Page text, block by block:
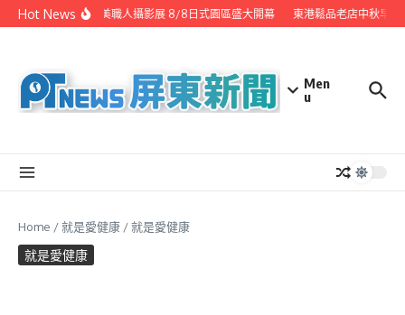
Skip to content
Hot News潮州之美職人攝影展 8/8日式園區盛大開幕 東港鬆品老店中秋早
Men
u
Home /就是愛健康 /就是愛健康
就是愛健康